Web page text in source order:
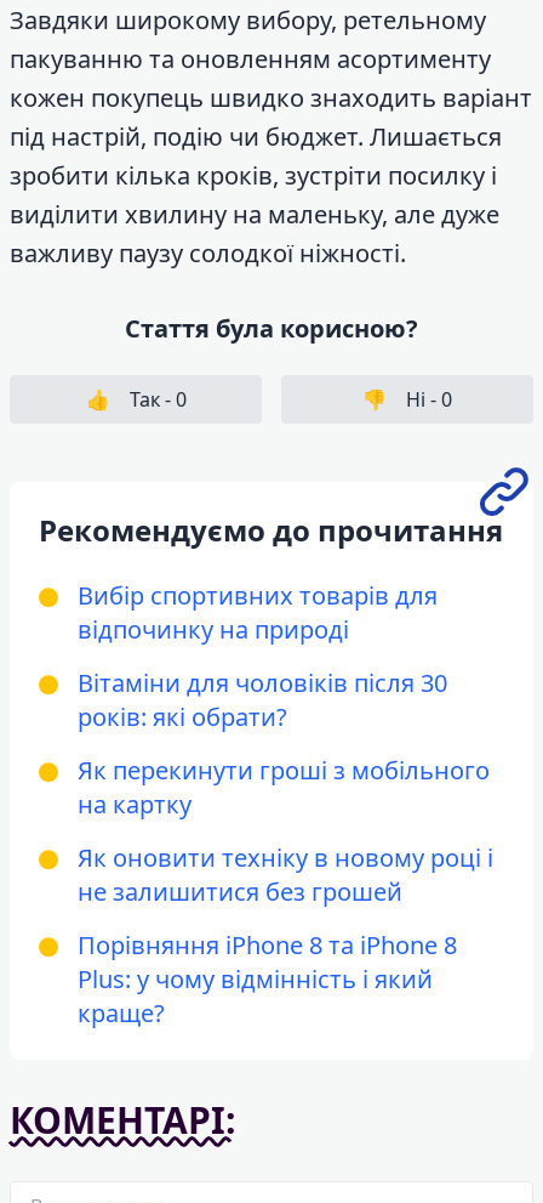
Завдяки широкому вибору, ретельному
пакуванню та оновленням асортименту
кожен покупець швидко знаходить варіант
під настрій, подію чи бюджет. Лишається
зробити кілька кроків, зустріти посилку і
виділити хвилину на маленьку, але дуже
важливу паузу солодкої ніжності.
Стаття була корисною?
👍 Так -0 👎 Ні -0
Рекомендуємо до прочитання
Вибір спортивних товарів для
відпочинку на природі
Вітаміни для чоловіків після 30
років: які обрати?
Як перекинути гроші з мобільного
на картку
Як оновити техніку в новому році і
не залишитися без грошей
Порівняння iPhone 8 та iPhone 8
Plus: у чому відмінність і який
краще?
КОМЕНТАРІ: